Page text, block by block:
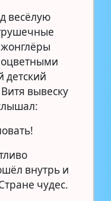
весёлую
вывеску
внутрь и
чудес.